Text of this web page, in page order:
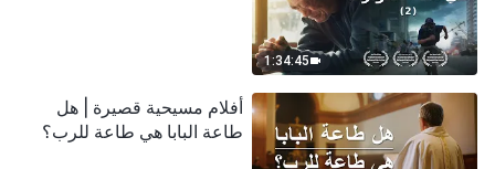
1:34:45
أفلام مسيحية قصيرة | هل
طاعة البابا هي طاعة للرب؟